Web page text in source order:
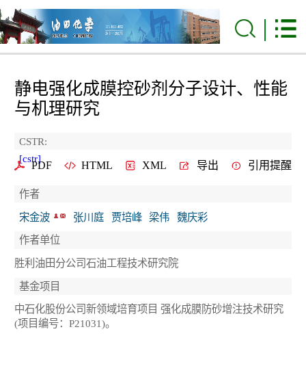
静电强化成膜控砂剂分子设计、性能
与机理研究
CSTR:
[cstr]
PDF HTML XML 导出 引用提醒
作者
宋金波
张川庭 贾培峰 梁伟
魏庆彩
作者单位
胜利油田分公司石油工程技术研究院
基金项目
中石化股份公司新领域培育项目 强化成膜防砂增注技术研究
(项目编号：P21031)。